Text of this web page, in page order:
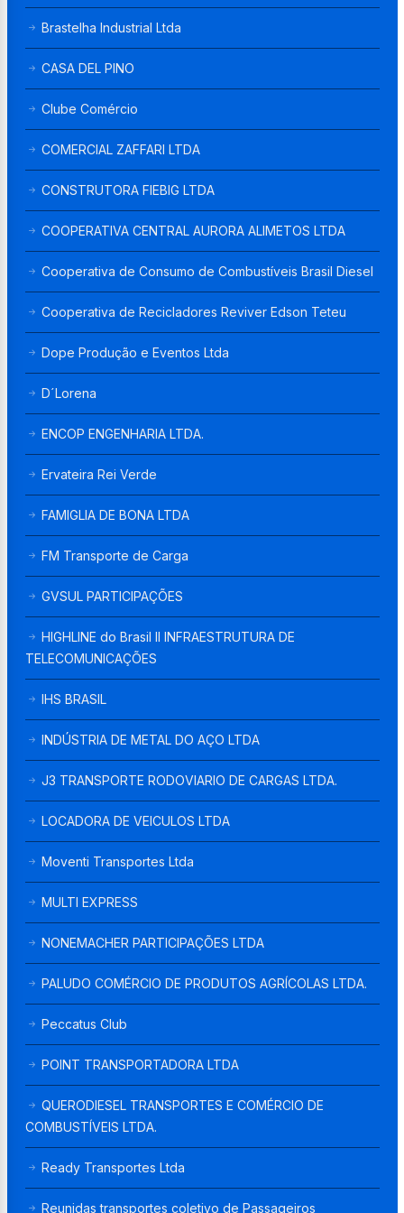
Brastelha Industrial Ltda
CASA DEL PINO
Clube Comércio
COMERCIAL ZAFFARI LTDA
CONSTRUTORA FIEBIG LTDA
COOPERATIVA CENTRAL AURORA ALIMETOS LTDA
Cooperativa de Consumo de Combustíveis Brasil Diesel
Cooperativa de Recicladores Reviver Edson Teteu
Dope Produção e Eventos Ltda
D´Lorena
ENCOP ENGENHARIA LTDA.
Ervateira Rei Verde
FAMIGLIA DE BONA LTDA
FM Transporte de Carga
GVSUL PARTICIPAÇÕES
HIGHLINE do Brasil II INFRAESTRUTURA DE
TELECOMUNICAÇÕES
IHS BRASIL
INDÚSTRIA DE METAL DO AÇO LTDA
J3 TRANSPORTE RODOVIARIO DE CARGAS LTDA.
LOCADORA DE VEICULOS LTDA
Moventi Transportes Ltda
MULTI EXPRESS
NONEMACHER PARTICIPAÇÕES LTDA
PALUDO COMÉRCIO DE PRODUTOS AGRÍCOLAS LTDA.
Peccatus Club
POINT TRANSPORTADORA LTDA
QUERODIESEL TRANSPORTES E COMÉRCIO DE
COMBUSTÍVEIS LTDA.
Ready Transportes Ltda
Reunidas transportes coletivo de Passageiros